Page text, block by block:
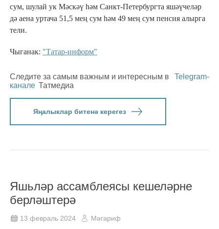
сум, шулай ук Мәскәү һәм Санкт-Петербургта яшәүчеләр
дә аена уртача 51,5 мең сум һәм 49 мең сум пенсия алырга
тели.
Чыганак: "Татар-информ"
Следите за самым важным и интересным в
Telegram-
канале Татмедиа
Яңалыклар битенә керегез
Яшьләр ассамблеясы кешеләрне
берләштерә
13 февраль 2024 Мәгариф